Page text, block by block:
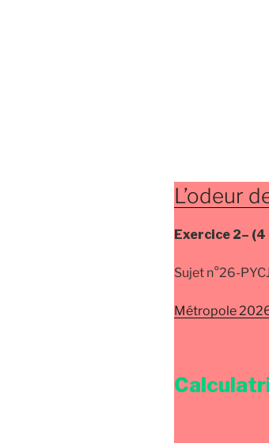
L’odeur
Exercice 2– (4
Sujet n°26-
Métropole